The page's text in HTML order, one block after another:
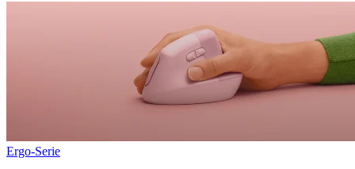
Ergo-Serie